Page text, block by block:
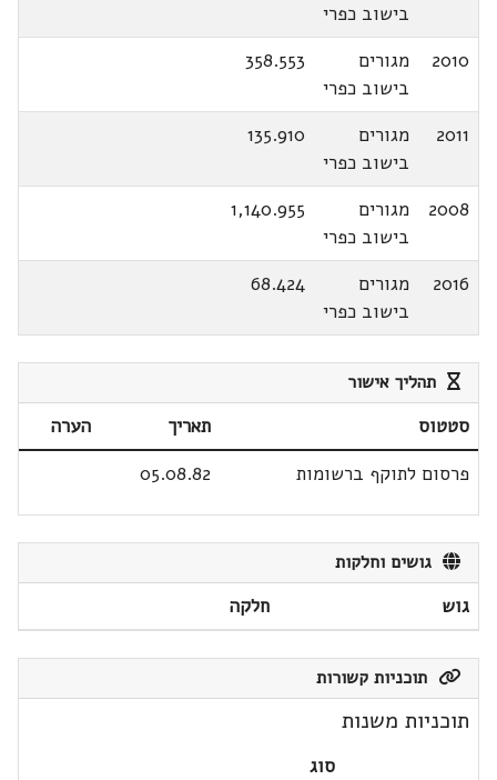
בישוב כפרי
2010
מגורים
בישוב כפרי
358.553
2011
מגורים
בישוב כפרי
135.910
2008
מגורים
בישוב כפרי
1,140.955
2016
מגורים
בישוב כפרי
68.424
תהליך אישור
סטטוס תאריך
הערה
פרסום לתוקף ברשומות
05.08.82
גושים וחלקות
גוש חלקה
תוכניות קשורות
תוכניות משנות
סוג